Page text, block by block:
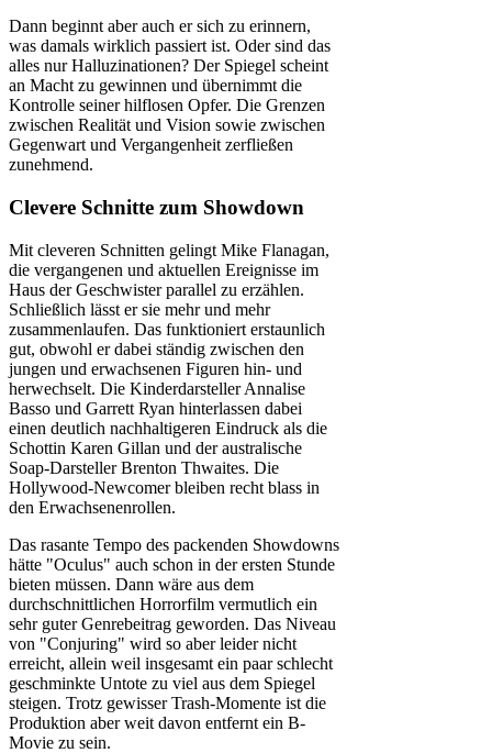
Dann beginnt aber auch er sich zu erinnern,
was damals wirklich passiert ist. Oder sind das
alles nur Halluzinationen? Der Spiegel scheint
an Macht zu gewinnen und übernimmt die
Kontrolle seiner hilflosen Opfer. Die Grenzen
zwischen Realität und Vision sowie zwischen
Gegenwart und Vergangenheit zerfließen
zunehmend.
Clevere Schnitte zum Showdown
Mit cleveren Schnitten gelingt Mike Flanagan,
die vergangenen und aktuellen Ereignisse im
Haus der Geschwister parallel zu erzählen.
Schließlich lässt er sie mehr und mehr
zusammenlaufen. Das funktioniert erstaunlich
gut, obwohl er dabei ständig zwischen den
jungen und erwachsenen Figuren hin- und
herwechselt. Die Kinderdarsteller Annalise
Basso und Garrett Ryan hinterlassen dabei
einen deutlich nachhaltigeren Eindruck als die
Schottin Karen Gillan und der australische
Soap-Darsteller Brenton Thwaites. Die
Hollywood-Newcomer bleiben recht blass in
den Erwachsenenrollen.
Das rasante Tempo des packenden Showdowns
hätte "Oculus" auch schon in der ersten Stunde
bieten müssen. Dann wäre aus dem
durchschnittlichen Horrorfilm vermutlich ein
sehr guter Genrebeitrag geworden. Das Niveau
von "Conjuring" wird so aber leider nicht
erreicht, allein weil insgesamt ein paar schlecht
geschminkte Untote zu viel aus dem Spiegel
steigen. Trotz gewisser Trash-Momente ist die
Produktion aber weit davon entfernt ein B-
Movie zu sein.